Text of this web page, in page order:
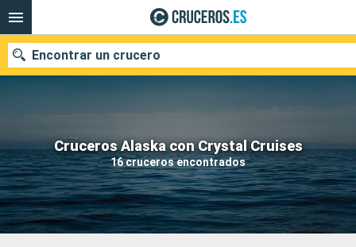
Cruceros Alaska con Crystal Cruises
16 cruceros encontrados
Encontrar un crucero
Nuestros destinos
Fecha de salida
Puertos Compañías